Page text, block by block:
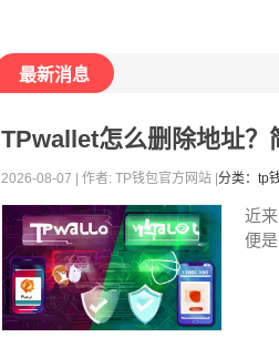
最新消息
TPwallet怎么删除地址？
2026-08-07 | 作者: TP钱包官方网站 | 分类：tp
近
便